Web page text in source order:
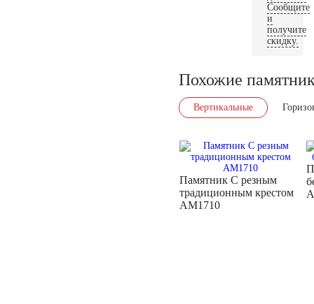
Сообщите
и
получите
скидку.
Похожие
Вертикальные
Памятник С резным
традиционным крестом
AM1710